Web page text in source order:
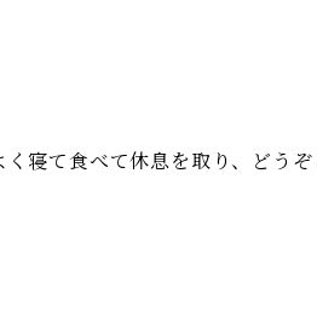
寝て食べて休息を取り、どうぞ